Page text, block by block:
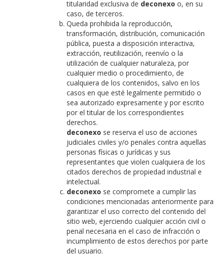
titularidad exclusiva de deconexo o, en su
caso, de terceros.
Queda prohibida la reproducción,
transformación, distribución, comunicación
pública, puesta a disposición interactiva,
extracción, reutilización, reenvío o la
utilización de cualquier naturaleza, por
cualquier medio o procedimiento, de
cualquiera de los contenidos, salvo en los
casos en que esté legalmente permitido o
sea autorizado expresamente y por escrito
por el titular de los correspondientes
derechos.
deconexo se reserva el uso de acciones
judiciales civiles y/o penales contra aquellas
personas físicas o jurídicas y sus
representantes que violen cualquiera de los
citados derechos de propiedad industrial e
intelectual.
deconexo se compromete a cumplir las
condiciones mencionadas anteriormente para
garantizar el uso correcto del contenido del
sitio web, ejerciendo cualquier acción civil o
penal necesaria en el caso de infracción o
incumplimiento de estos derechos por parte
del usuario.